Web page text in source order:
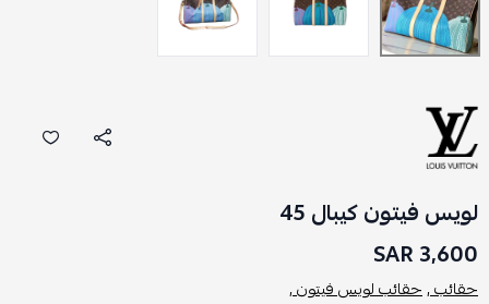
لويس فيتون كيبال 45
3,600 SAR
حقائب ,حقائب لويس فيتون ,